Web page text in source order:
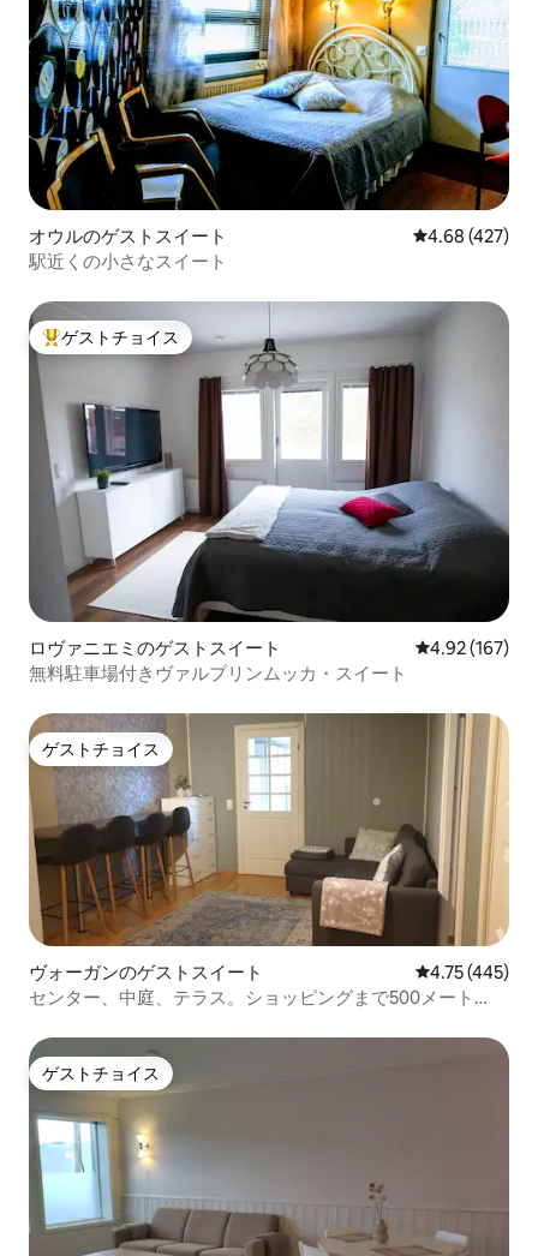
オウルのゲストスイート レビュー427
4.68 (427)
駅近くの小さなスイート
大好評のゲストチョイスです。
ゲストチョイス
ロヴァニエミのゲストスイート レビュー167
4.92 (167)
無料駐車場付きヴァルプリンムッカ・スイート
ゲストチョイス
ゲストチョイス
ヴォーガンのゲストスイート レビュー445
4.75 (445)
センター、中庭、テラス。ショッピングまで500メート
ゲストチョイス
ゲストチョイス